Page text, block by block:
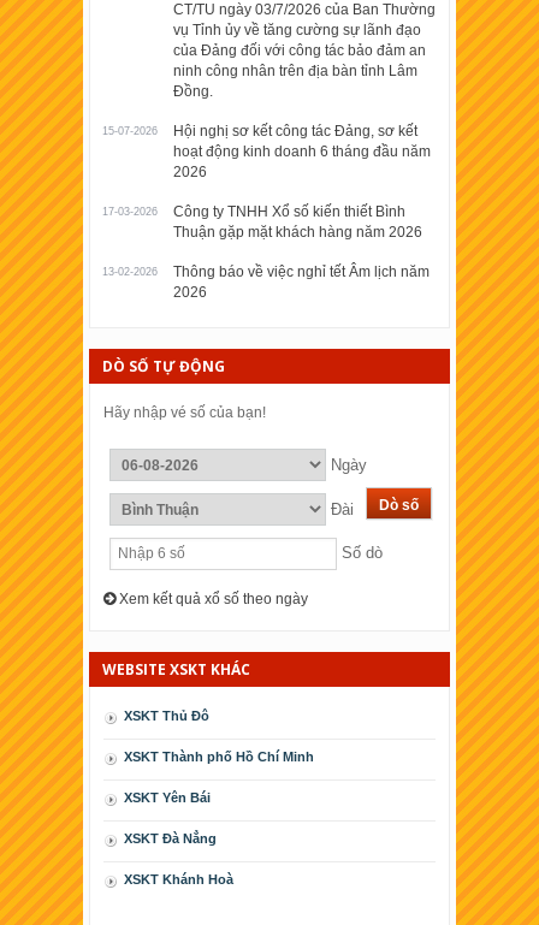
CT/TU ngày 03/7/2026 của Ban Thường
vụ Tỉnh ủy về tăng cường sự lãnh đạo
của Đảng đối với công tác bảo đảm an
ninh công nhân trên địa bàn tỉnh Lâm
Đồng.
15-07-2026
Hội nghị sơ kết công tác Đảng, sơ kết
hoạt động kinh doanh 6 tháng đầu năm
2026
17-03-2026
Công ty TNHH Xổ số kiến thiết Bình
Thuận gặp mặt khách hàng năm 2026
13-02-2026
Thông báo về việc nghỉ tết Âm lịch năm
2026
DÒ SỐ TỰ ĐỘNG
Hãy nhập vé số của bạn!
Ngày
Đài
Số dò
Xem kết quả xổ số theo ngày
WEBSITE XSKT KHÁC
XSKT Thủ Đô
XSKT Thành phố Hồ Chí Minh
XSKT Yên Bái
XSKT Ðà Nẳng
XSKT Khánh Hoà